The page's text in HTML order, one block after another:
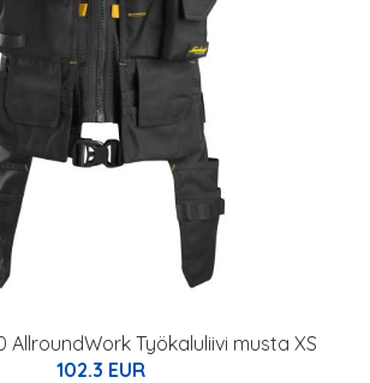
AllroundWork Työkaluliivi musta XS
102.3 EUR